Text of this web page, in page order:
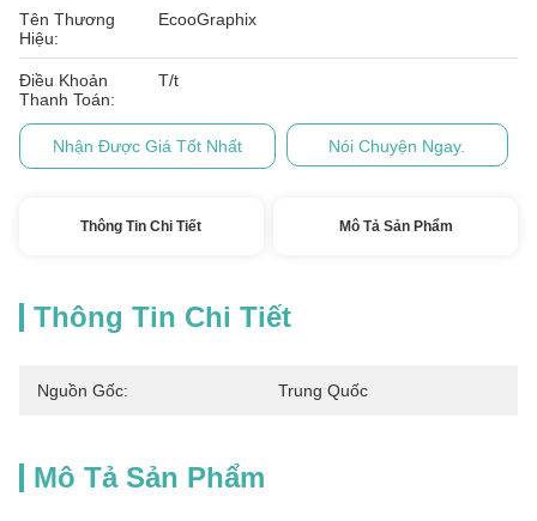
Tên Thương
Hiệu:
EcooGraphix
Điều Khoản
Thanh Toán:
T/t
Nhận Được Giá Tốt Nhất Nói Chuyện Ngay.
Thông Tin Chi Tiết Mô Tả Sản Phẩm
Thông Tin Chi Tiết
Nguồn Gốc: Trung Quốc
Mô Tả Sản Phẩm